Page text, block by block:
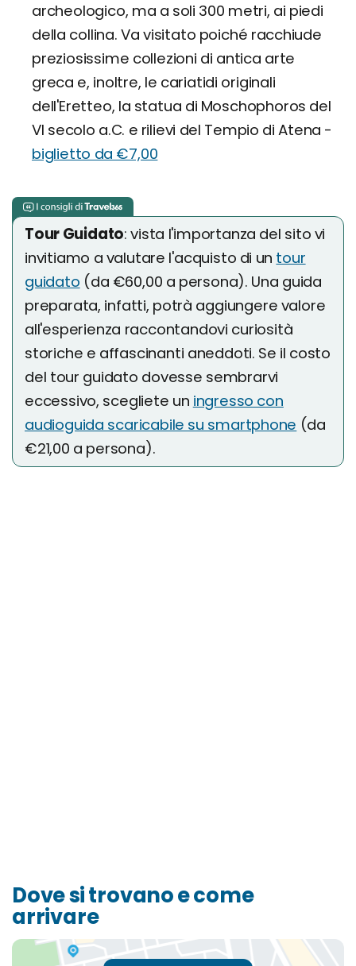
archeologico, ma a soli 300 metri, ai piedi
della collina. Va visitato poiché racchiude
preziosissime collezioni di antica arte
greca e, inoltre, le cariatidi originali
dell'Eretteo, la statua di Moschophoros del
VI secolo a.C. e rilievi del Tempio di Atena -
biglietto da €7,00
Tour Guidato: vista l'importanza del sito vi
invitiamo a valutare l'acquisto di un tour
guidato (da €60,00 a persona). Una guida
preparata, infatti, potrà aggiungere valore
all'esperienza raccontandovi curiosità
storiche e affascinanti aneddoti. Se il costo
del tour guidato dovesse sembrarvi
eccessivo, scegliete un ingresso con
audioguida scaricabile su smartphone (da
€21,00 a persona).
Dove si trovano e come
arrivare